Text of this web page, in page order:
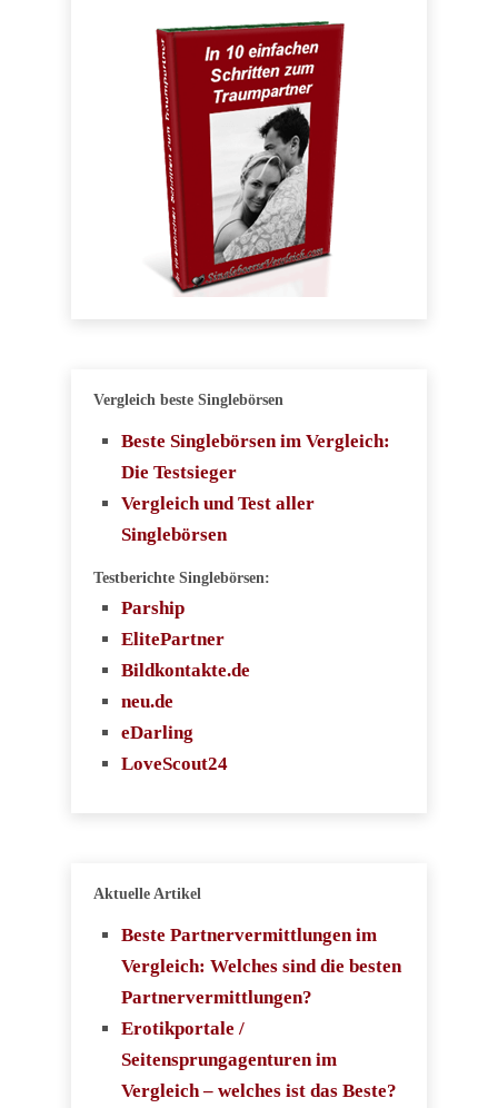
Vergleich beste Singlebörsen
Beste Singlebörsen im Vergleich:
Die Testsieger
Vergleich und Test aller
Singlebörsen
Testberichte Singlebörsen:
Parship
ElitePartner
Bildkontakte.de
neu.de
eDarling
LoveScout24
Aktuelle Artikel
Beste Partnervermittlungen im
Vergleich: Welches sind die besten
Partnervermittlungen?
Erotikportale /
Seitensprungagenturen im
Vergleich – welches ist das Beste?